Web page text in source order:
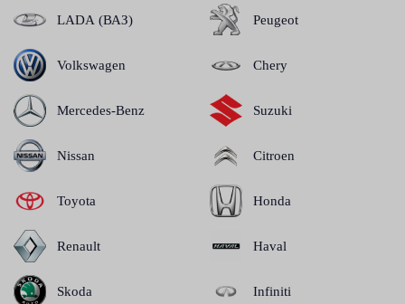
LADA (ВАЗ)
Volkswagen
Mercedes-Benz
Nissan
Toyota
Renault
Skoda
Peugeot
Chery
Suzuki
Citroen
Honda
Haval
Infiniti